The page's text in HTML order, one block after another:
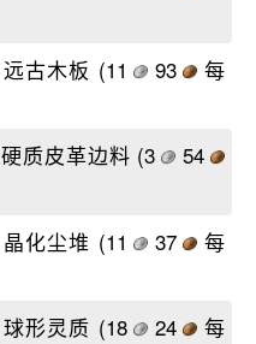
远古木板 (11 93
每
硬质皮革边料 (3
54
晶化尘堆 (11 37
每
球形灵质 (18 24
每